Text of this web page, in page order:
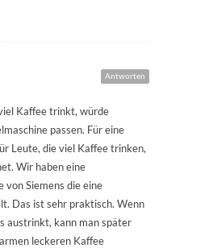
Antworten
Kaffee trinkt, würde
passen. Für eine
Leute, die viel Kaffee trinken,
Wir haben eine
von Siemens die eine
Das ist sehr praktisch. Wenn
austrinkt, kann man später
leckeren Kaffee